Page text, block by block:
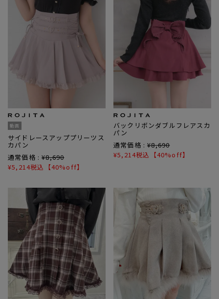
動画
サイドレースアッププリーツス
カパン
通常価格 : ¥8,690
¥5,214税込 【40%off】
バックリボンダブルフレアスカ
パン
通常価格 : ¥8,690
¥5,214税込 【40%off】